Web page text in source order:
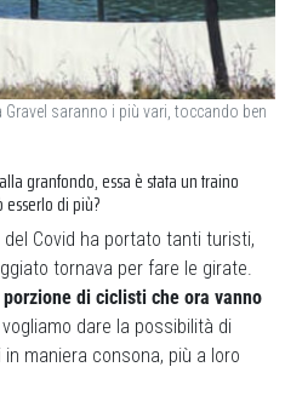
Gravel saranno i più vari, toccando ben
granfondo, essa è stata un traino
di più?
Covid ha portato tanti turisti,
tornava per fare le girate.
di ciclisti che ora vanno
dare la possibilità di
maniera consona, più a loro